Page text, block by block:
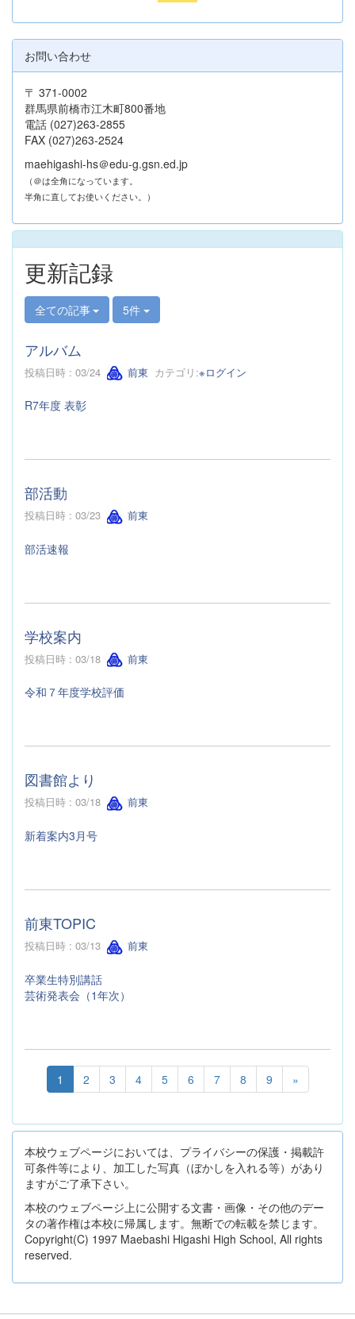
お問い合わせ
〒 371-0002
群馬県前橋市江木町800番地
電話 (027)263-2855
FAX (027)263-2524
maehigashi-hs＠edu-g.gsn.ed.jp
（＠は全角になっています。
半角に直してお使いください。）
更新記録
全ての記事 5件
アルバム
投稿日時 : 03/24 前東 カテゴリ:※ログイン
R7年度 表彰
部活動
投稿日時 : 03/23 前東
部活速報
学校案内
投稿日時 : 03/18 前東
令和７年度学校評価
図書館より
投稿日時 : 03/18 前東
新着案内3月号
前東TOPIC
投稿日時 : 03/13 前東
卒業生特別講話
芸術発表会（1年次）
1 2 3 4 5 6 7 8 9 »
本校ウェブページにおいては、プライバシーの保護・掲載許
可条件等により、加工した写真（ぼかしを入れる等）があり
ますがご了承下さい。
本校のウェブページ上に公開する文書・画像・その他のデー
タの著作権は本校に帰属します。無断での転載を禁じます。
Copyright(C) 1997 Maebashi Higashi High School, All rights
reserved.